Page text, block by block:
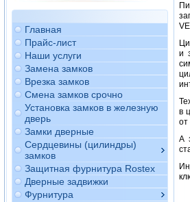
Главная
Прайс-лист
Наши услуги
Замена замков
Врезка замков
Смена замков срочно
Установка замков в железную
дверь
Замки дверные
Сердцевины (цилиндры)
замков
Защитная фурнитура Rostex
Дверные задвижки
Фурнитура
и
в
от
А